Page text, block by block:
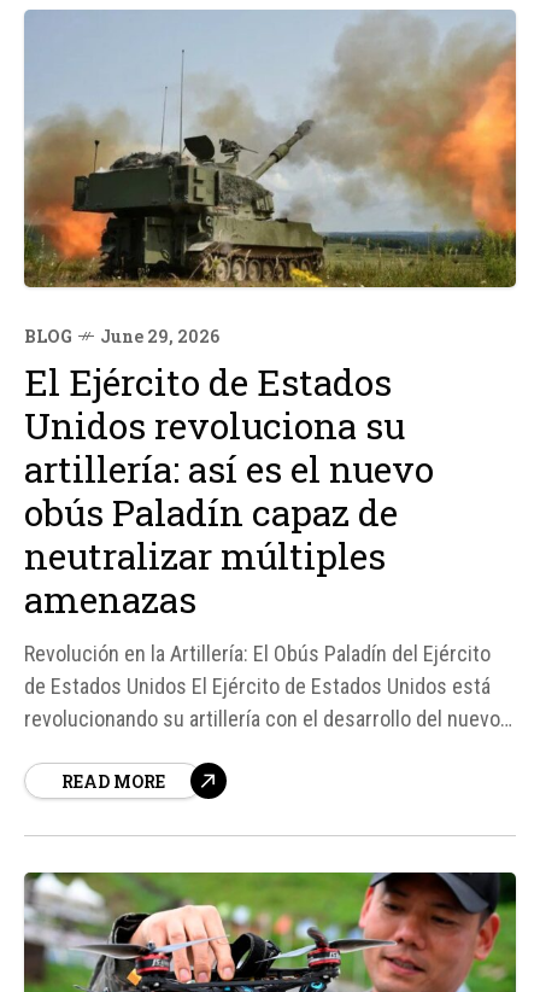
BLOG June 29, 2026
El Ejército de Estados
Unidos revoluciona su
artillería: así es el nuevo
obús Paladín capaz de
neutralizar múltiples
amenazas
Revolución en la Artillería: El Obús Paladín del Ejército
de Estados Unidos El Ejército de Estados Unidos está
revolucionando su artillería con el desarrollo del nuevo
Según fuentes, la proliferación de vehículos aéreos no
READ MORE